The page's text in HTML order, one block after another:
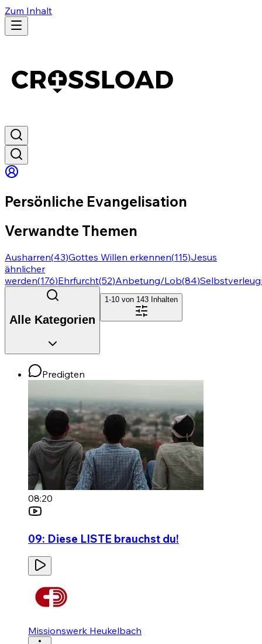
Zum Inhalt
Persönliche Evangelisation
Verwandte Themen
Ausharren(43)Gottes Willen erkennen(115)Jesus
ähnlicher
werden(176)Ehrfurcht(52)Anbetung/Lob(84)
Alle Kategorien
1-10 von 143 Inhalten
Predigten
08:20
09: Diese LISTE brauchst du!
Missionswerk Heukelbach